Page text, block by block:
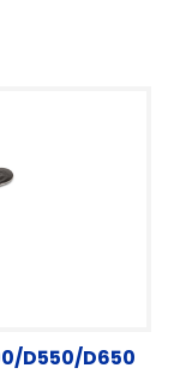
D550/D650